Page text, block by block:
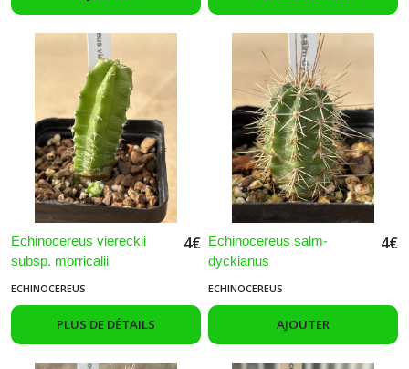
Echinocereus viereckii
subsp. morricalii
4€
ECHINOCEREUS
PLUS DE DÉTAILS
Echinocereus salm-
dyckianus
4€
ECHINOCEREUS
AJOUTER